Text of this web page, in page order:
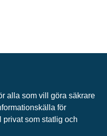
alla som vill göra säkrare
för
som statlig och